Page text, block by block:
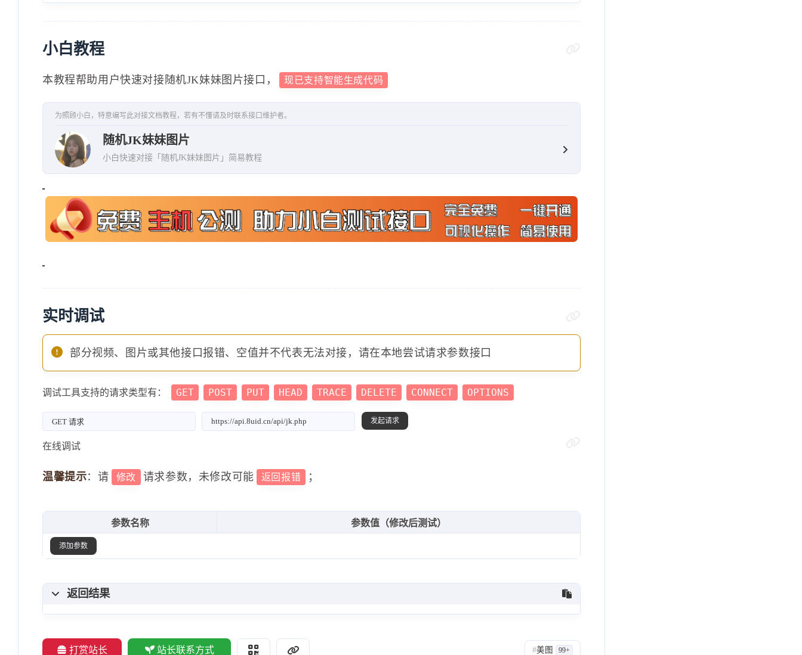
小白教程
本教程帮助用户快速对接随机JK妹妹图片接口， 现已支持智能生成代码
为照顾小白，特意编写此对接文档教程，若有不懂请及时联系接口维护者。
随机JK妹妹图片
小白快速对接「随机JK妹妹图片」简易教程
实时调试
部分视频、图片或其他接口报错、空值并不代表无法对接，请在本地尝试请求参数接口
调试工具支持的请求类型有： GET POST PUT HEAD TRACE DELETE CONNECT OPTIONS
在线调试
温馨提示：请 修改 请求参数，未修改可能 返回报错 ；
参数名称 参数值（修改后测试）
添加参数
返回结果
打赏站长 站长联系方式 #美图 99+